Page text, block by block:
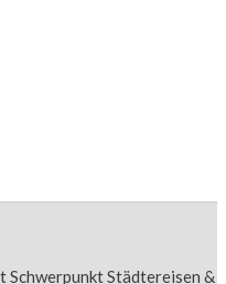
Schwerpunkt Städtereisen &